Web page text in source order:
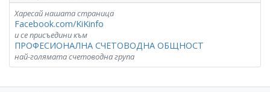
Харесай нашата страница
Facebook.com/KiKinfo
и се присъедини към
ПРОФЕСИОНАЛНА СЧЕТОВОДНА ОБЩНОСТ
най-голямата счетоводна група